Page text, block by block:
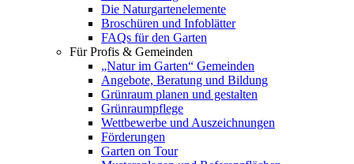
Die Naturgartenelemente
Broschüren und Infoblätter
FAQs für den Garten
Für Profis & Gemeinden
„Natur im Garten“ Gemeinden
Angebote, Beratung und Bildung
Grünraum planen und gestalten
Grünraumpflege
Wettbewerbe und Auszeichnungen
Förderungen
Garten on Tour